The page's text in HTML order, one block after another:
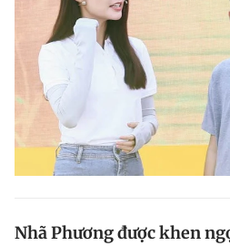
Nhã Phương được khen